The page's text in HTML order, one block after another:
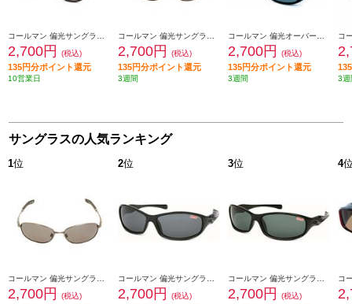
2,700円 (税込)
135円分ポイント還元
10営業日
2,700円 (税込)
135円分ポイント還元
3週間
2,700円 (税込)
135円分ポイント還元
3週間 3週
サングラスの人気ランキング
1位
2,700円 (税込)
2位
2,700円 (税込)
3位
2,700円 (税込)
4